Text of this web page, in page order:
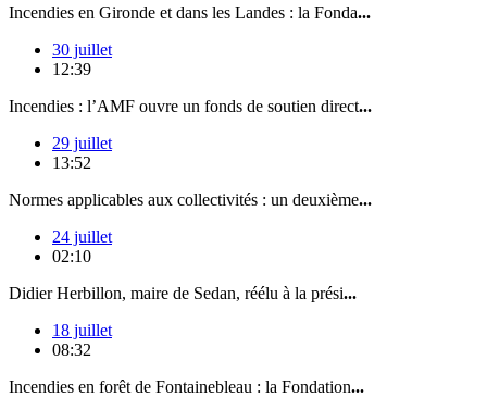
Incendies en Gironde et dans les Landes : la Fonda...
30 juillet
12:39
Incendies : l’AMF ouvre un fonds de soutien direct...
29 juillet
13:52
Normes applicables aux collectivités : un deuxième...
24 juillet
02:10
Didier Herbillon, maire de Sedan, réélu à la prési...
18 juillet
08:32
Incendies en forêt de Fontainebleau : la Fondation...